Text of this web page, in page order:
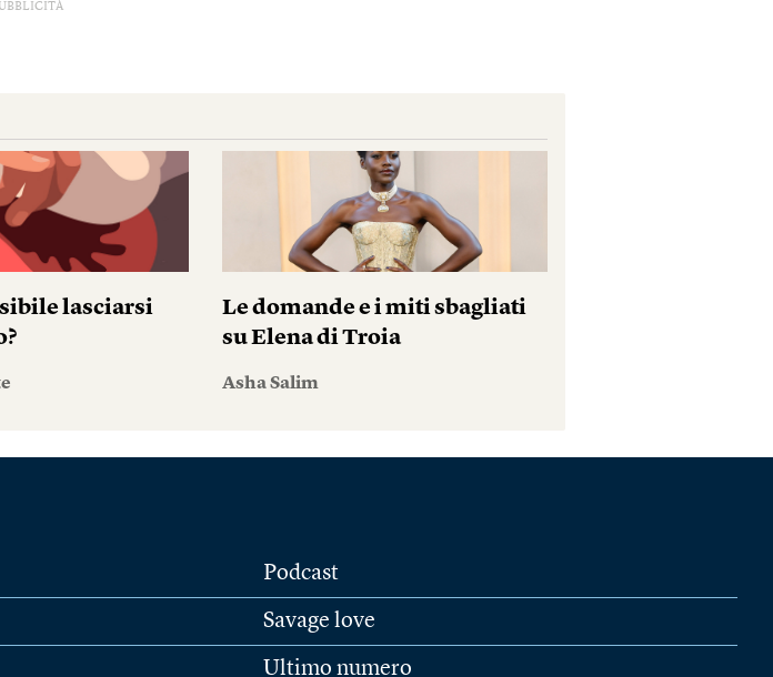
lasciarsi
Le domande e i miti sbagliati
su Elena di Troia
Asha Salim
Podcast
Savage love
Ultimo numero